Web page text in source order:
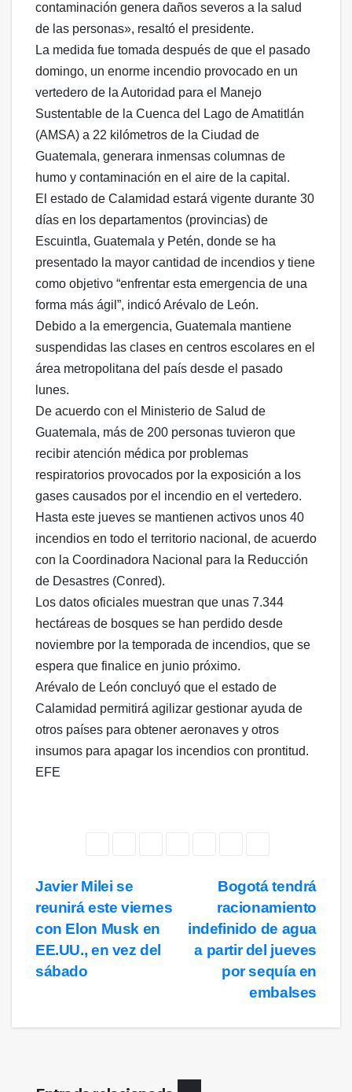
contaminación genera daños severos a la salud
de las personas», resaltó el presidente.
La medida fue tomada después de que el pasado
domingo, un enorme incendio provocado en un
vertedero de la Autoridad para el Manejo
Sustentable de la Cuenca del Lago de Amatitlán
(AMSA) a 22 kilómetros de la Ciudad de
Guatemala, generara inmensas columnas de
humo y contaminación en el aire de la capital.
El estado de Calamidad estará vigente durante 30
días en los departamentos (provincias) de
Escuintla, Guatemala y Petén, donde se ha
presentado la mayor cantidad de incendios y tiene
como objetivo “enfrentar esta emergencia de una
forma más ágil”, indicó Arévalo de León.
Debido a la emergencia, Guatemala mantiene
suspendidas las clases en centros escolares en el
área metropolitana del país desde el pasado
lunes.
De acuerdo con el Ministerio de Salud de
Guatemala, más de 200 personas tuvieron que
recibir atención médica por problemas
respiratorios provocados por la exposición a los
gases causados por el incendio en el vertedero.
Hasta este jueves se mantienen activos unos 40
incendios en todo el territorio nacional, de acuerdo
con la Coordinadora Nacional para la Reducción
de Desastres (Conred).
Los datos oficiales muestran que unas 7.344
hectáreas de bosques se han perdido desde
noviembre por la temporada de incendios, que se
espera que finalice en junio próximo.
Arévalo de León concluyó que el estado de
Calamidad permitirá agilizar gestionar ayuda de
otros países para obtener aeronaves y otros
insumos para apagar los incendios con prontitud.
EFE
Navegación
de
entradas
Bogotá tendrá
racionamiento
indefinido de agua
a partir del jueves
por sequía en
embalses
Javier Milei se
reunirá este viernes
con Elon Musk en
EE.UU., en vez del
sábado